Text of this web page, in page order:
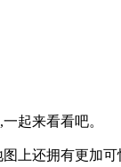
起来看看吧。
上还拥有更加